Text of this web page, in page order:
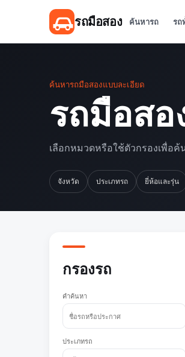
รถมือสอง ค้นหารถ รถ
ค้นหารถมือสองแบบละเอียด
รถมือส
เลือกหมวดหรือใช้ตัวกรองเพื่อ
จังหวัด ประเภทรถ ยี่ห้อและรุ่น
กรองรถ
คำค้นหา
ประเภทรถ